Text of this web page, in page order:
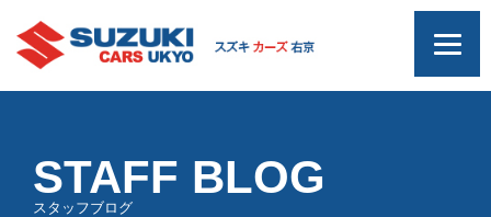
STAFF BLOG
スタッフブログ